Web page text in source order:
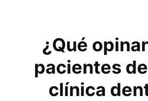
¿Qué
pacientes
clínica